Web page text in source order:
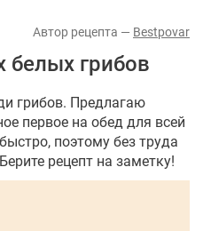
Bestpovar
белых грибов
грибов. Предлагаю
первое на обед для всей
поэтому без труда
рецепт на заметку!